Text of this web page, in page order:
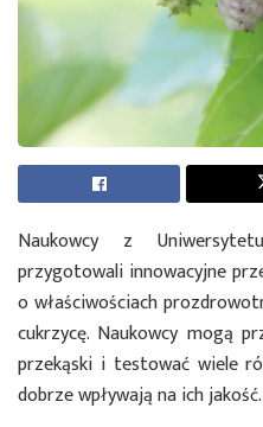
Naukowcy z
przygotowali innowacyjne
o właściwościach
cukrzycę. Naukowcy mogą
przekąski i testować wiele
dobrze wpływają na ich jakość.